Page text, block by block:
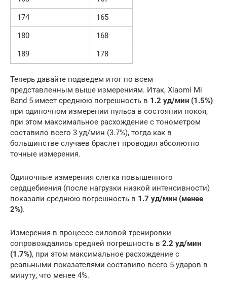
174
165
180
168
189
178
Теперь давайте подведем итог по всем
представленным выше измерениям. Итак, Xiaomi Mi
Band 5 имеет среднюю погрешность в 1.2 уд/мин (1.5%)
при одиночном измерении пульса в состоянии покоя,
при этом максимальное расхождение с тонометром
составило всего 3 уд/мин (3.7%), тогда как в
большинстве случаев браслет проводил абсолютно
точные измерения.
Одиночные измерения слегка повышенного
сердцебиения (после нагрузки низкой интенсивности)
показали среднюю погрешность в 1.7 уд/мин (менее
2%).
Измерения в процессе силовой тренировки
сопровождались средней погрешность в 2.2 уд/мин
(1.7%), при этом максимальное расхождение с
реальными показателями составило всего 5 ударов в
минуту, что менее 4%.